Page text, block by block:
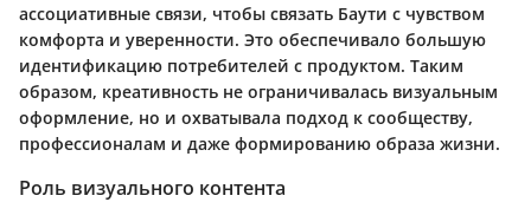
ассоциативные связи, чтобы связать Баути с чувством
комфорта и уверенности. Это обеспечивало большую
идентификацию потребителей с продуктом. Таким
образом, креативность не ограничивалась визуальным
оформление, но и охватывала подход к сообществу,
профессионалам и даже формированию образа жизни.
Роль визуального контента